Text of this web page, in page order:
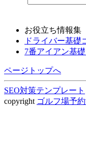
お役立ち情報集
ドライバー基礎
7番アイアン基
ページトップへ
SEO対策テンプレート
copyright ゴルフ場予